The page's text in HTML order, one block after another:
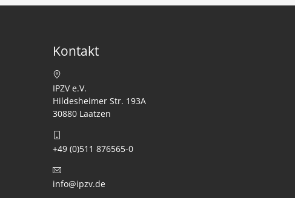
Kontakt
IPZV e.V.
Hildesheimer Str. 193A
30880 Laatzen
+49 (0)511 876565-0
info@ipzv.de